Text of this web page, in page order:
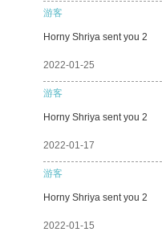
游客
Horny Shriya sent you 2
2022-01-25
游客
Horny Shriya sent you 2
2022-01-17
游客
Horny Shriya sent you 2
2022-01-15